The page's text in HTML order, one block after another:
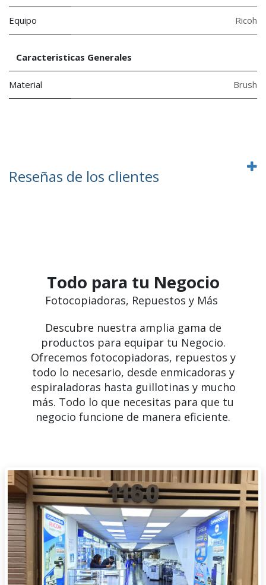
Equipo Ricoh
Caracteristicas Generales
Material Brush
Reseñas de los clientes
Todo para tu Negocio
Fotocopiadoras, Repuestos y Más
Descubre nuestra amplia gama de
productos para equipar tu Negocio.
Ofrecemos fotocopiadoras, repuestos y
todo lo necesario, desde enmicadoras y
espiraladoras hasta guillotinas y mucho
más. Todo lo que necesitas para que tu
negocio funcione de manera eficiente.